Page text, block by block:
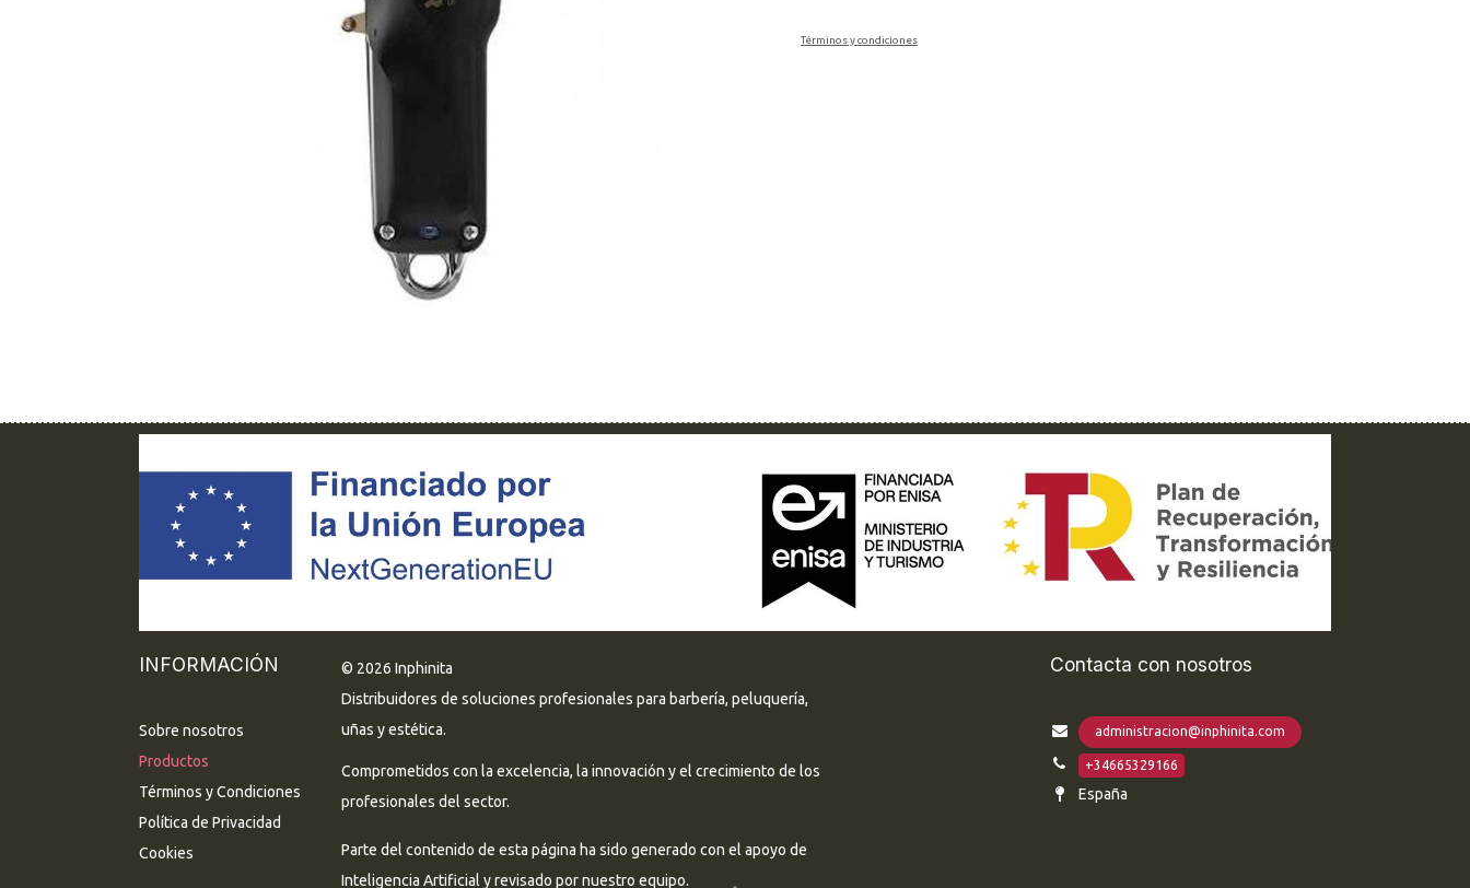
Términos y condiciones
© 2026 Inphinita
Distribuidores de soluciones profesionales para barbería, peluquería,
uñas y estética.
Comprometidos con la excelencia, la innovación y el crecimiento de los
profesionales del sector.
Parte del contenido de esta página ha sido generado con el apoyo de
Inteligencia Artificial y revisado por nuestro equipo.
INFORMACIÓN
Sobre nosotros
Productos
Términos y Condiciones
Política de Privacidad
Cookies
Contacta con nosotros
administracion@inphinita.com
+34665329166
España